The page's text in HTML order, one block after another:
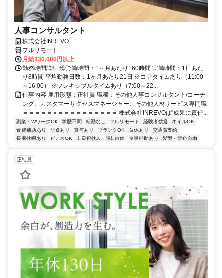
人事コンサルタント
株式会社INREVO
フルリモート
月給330,000円以上
勤務時間詳細 総労働時間：1ヶ月あたり160時間 実働時間：1日あた
り8時間 平均勤務日数：1ヶ月あたり21日 ※コアタイムあり（11:00
～16:00） ※フレキシブルタイムあり（7:00～22...
仕事内容 雇用形態：正社員 職種：その他人事コンサルタント/コーチ
ング、カスタマーサクセスマネージャー、その他人材サービス専門職
＝＝＝＝＝＝＝＝＝＝＝＝＝＝＝＝ 株式会社INREVOは"成果に責任...
副業・WワークOK 学歴不問 転勤なし フルリモート 経験者歓迎
ネイルOK
食費補助あり
研修あり 賞与あり ブランクOK 育休あり
交通費支給
長期休暇あり
ピアスOK 土日祝休み 服装自由 食事補助あり 髪型・髪色自由
正社員